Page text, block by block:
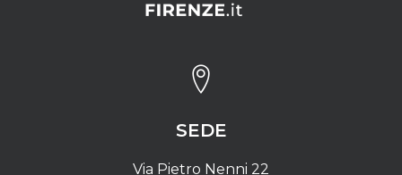
SEDE
Via Pietro Nenni 22